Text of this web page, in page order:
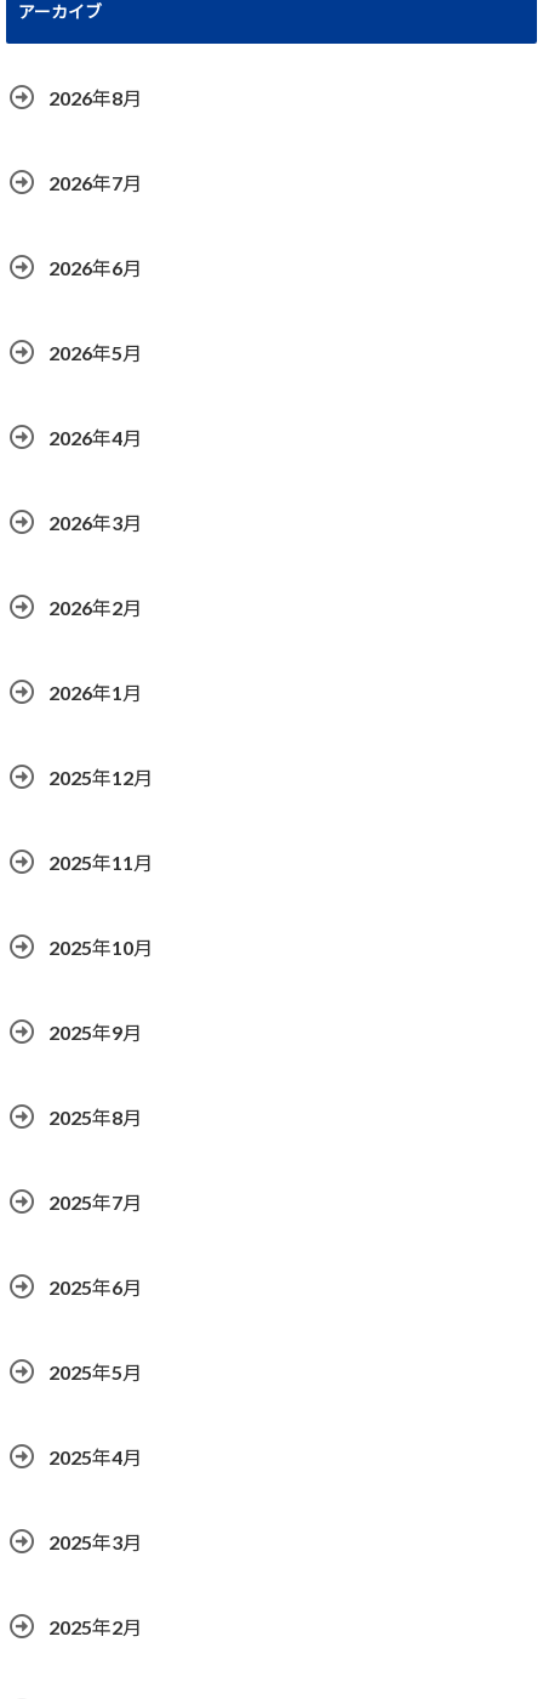
アーカイブ
2026年8月
2026年7月
2026年6月
2026年5月
2026年4月
2026年3月
2026年2月
2026年1月
2025年12月
2025年11月
2025年10月
2025年9月
2025年8月
2025年7月
2025年6月
2025年5月
2025年4月
2025年3月
2025年2月